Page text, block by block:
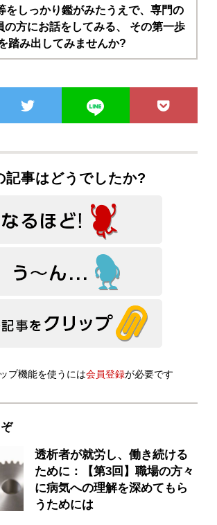
をしっかり鑑がみたうえで、専門の
の方にお話をしてみる、 その第一歩
踏み出してみませんか?
記事はどうでしたか?
プ機能を使うには会員登録が必要です
透析者が就労し、働き続ける
ために：【第3回】職場の方々
に病気への理解を深めてもら
うためには